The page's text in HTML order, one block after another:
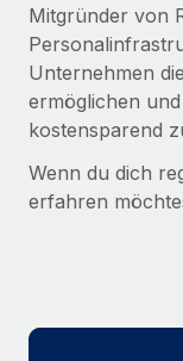
Mitgründer von
Unternehmen
ermöglichen
kostensparend
Wenn du dich
erfahren